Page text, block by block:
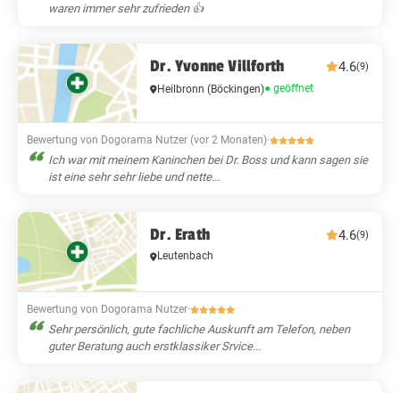
waren immer sehr zufrieden 👍
Dr. Yvonne Villforth 4.6(9)
Heilbronn(Böckingen)● geöffnet
Bewertung von Dogorama Nutzer (vor 2 Monaten)·
Ich war mit meinem Kaninchen bei Dr. Boss und kann sagen sie
ist eine sehr sehr liebe und nette...
Dr. Erath 4.6(9)
Leutenbach
Bewertung von Dogorama Nutzer·
Sehr persönlich, gute fachliche Auskunft am Telefon, neben
guter Beratung auch erstklassiker Srvice...